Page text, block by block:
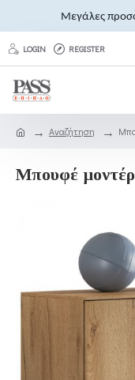
Μεγάλες
LOGIN REGISTER
Αναζήτηση
Μπουφέ